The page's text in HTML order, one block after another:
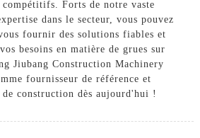
Forts de notre vaste
dans le secteur, vous pouvez
fournir des solutions fiables et
besoins en matière de grues sur
Jiubang Construction Machinery
fournisseur de référence et
de construction dès aujourd'hui !